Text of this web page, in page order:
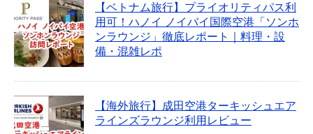
【ベトナム旅行】プライオリティパス利
用可！ハノイ ノイバイ国際空港「ソンホ
ンラウンジ」徹底レポート｜料理・設
備・混雑レポ
【海外旅行】成田空港ターキッシュエア
ラインズラウンジ利用レビュー